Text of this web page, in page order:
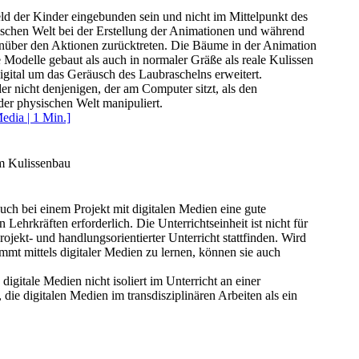
der Kinder eingebunden sein und nicht im Mittelpunkt des
Welt bei der Erstellung der Animationen und während
den Aktionen zurücktreten. Die Bäume in der Animation
gebaut als auch in normaler Gräße als reale Kulissen
um das Geräusch des Laubraschelns erweitert.
nicht denjenigen, der am Computer sitzt, als den
physischen Welt manipuliert.
| 1 Min.]
Kulissenbau
bei einem Projekt mit digitalen Medien eine gute
Lehrkräften erforderlich. Die Unterrichtseinheit ist nicht für
und handlungsorientierter Unterricht stattfinden. Wird
mittels digitaler Medien zu lernen, können sie auch
digitale Medien nicht isoliert im Unterricht an einer
digitalen Medien im transdisziplinären Arbeiten als ein